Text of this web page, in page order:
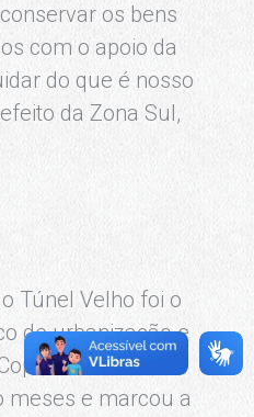
os bens
com o apoio da
do que é nosso
da Zona Sul,
Túnel Velho foi o
de urbanização e
Sua
meses e marcou a